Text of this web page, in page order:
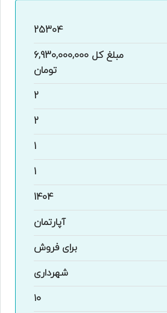
25304
مبلغ کل 6,930,000,000
تومان
2
2
1
1
1404
آپارتمان
برای فروش
شهرداری
۱۰